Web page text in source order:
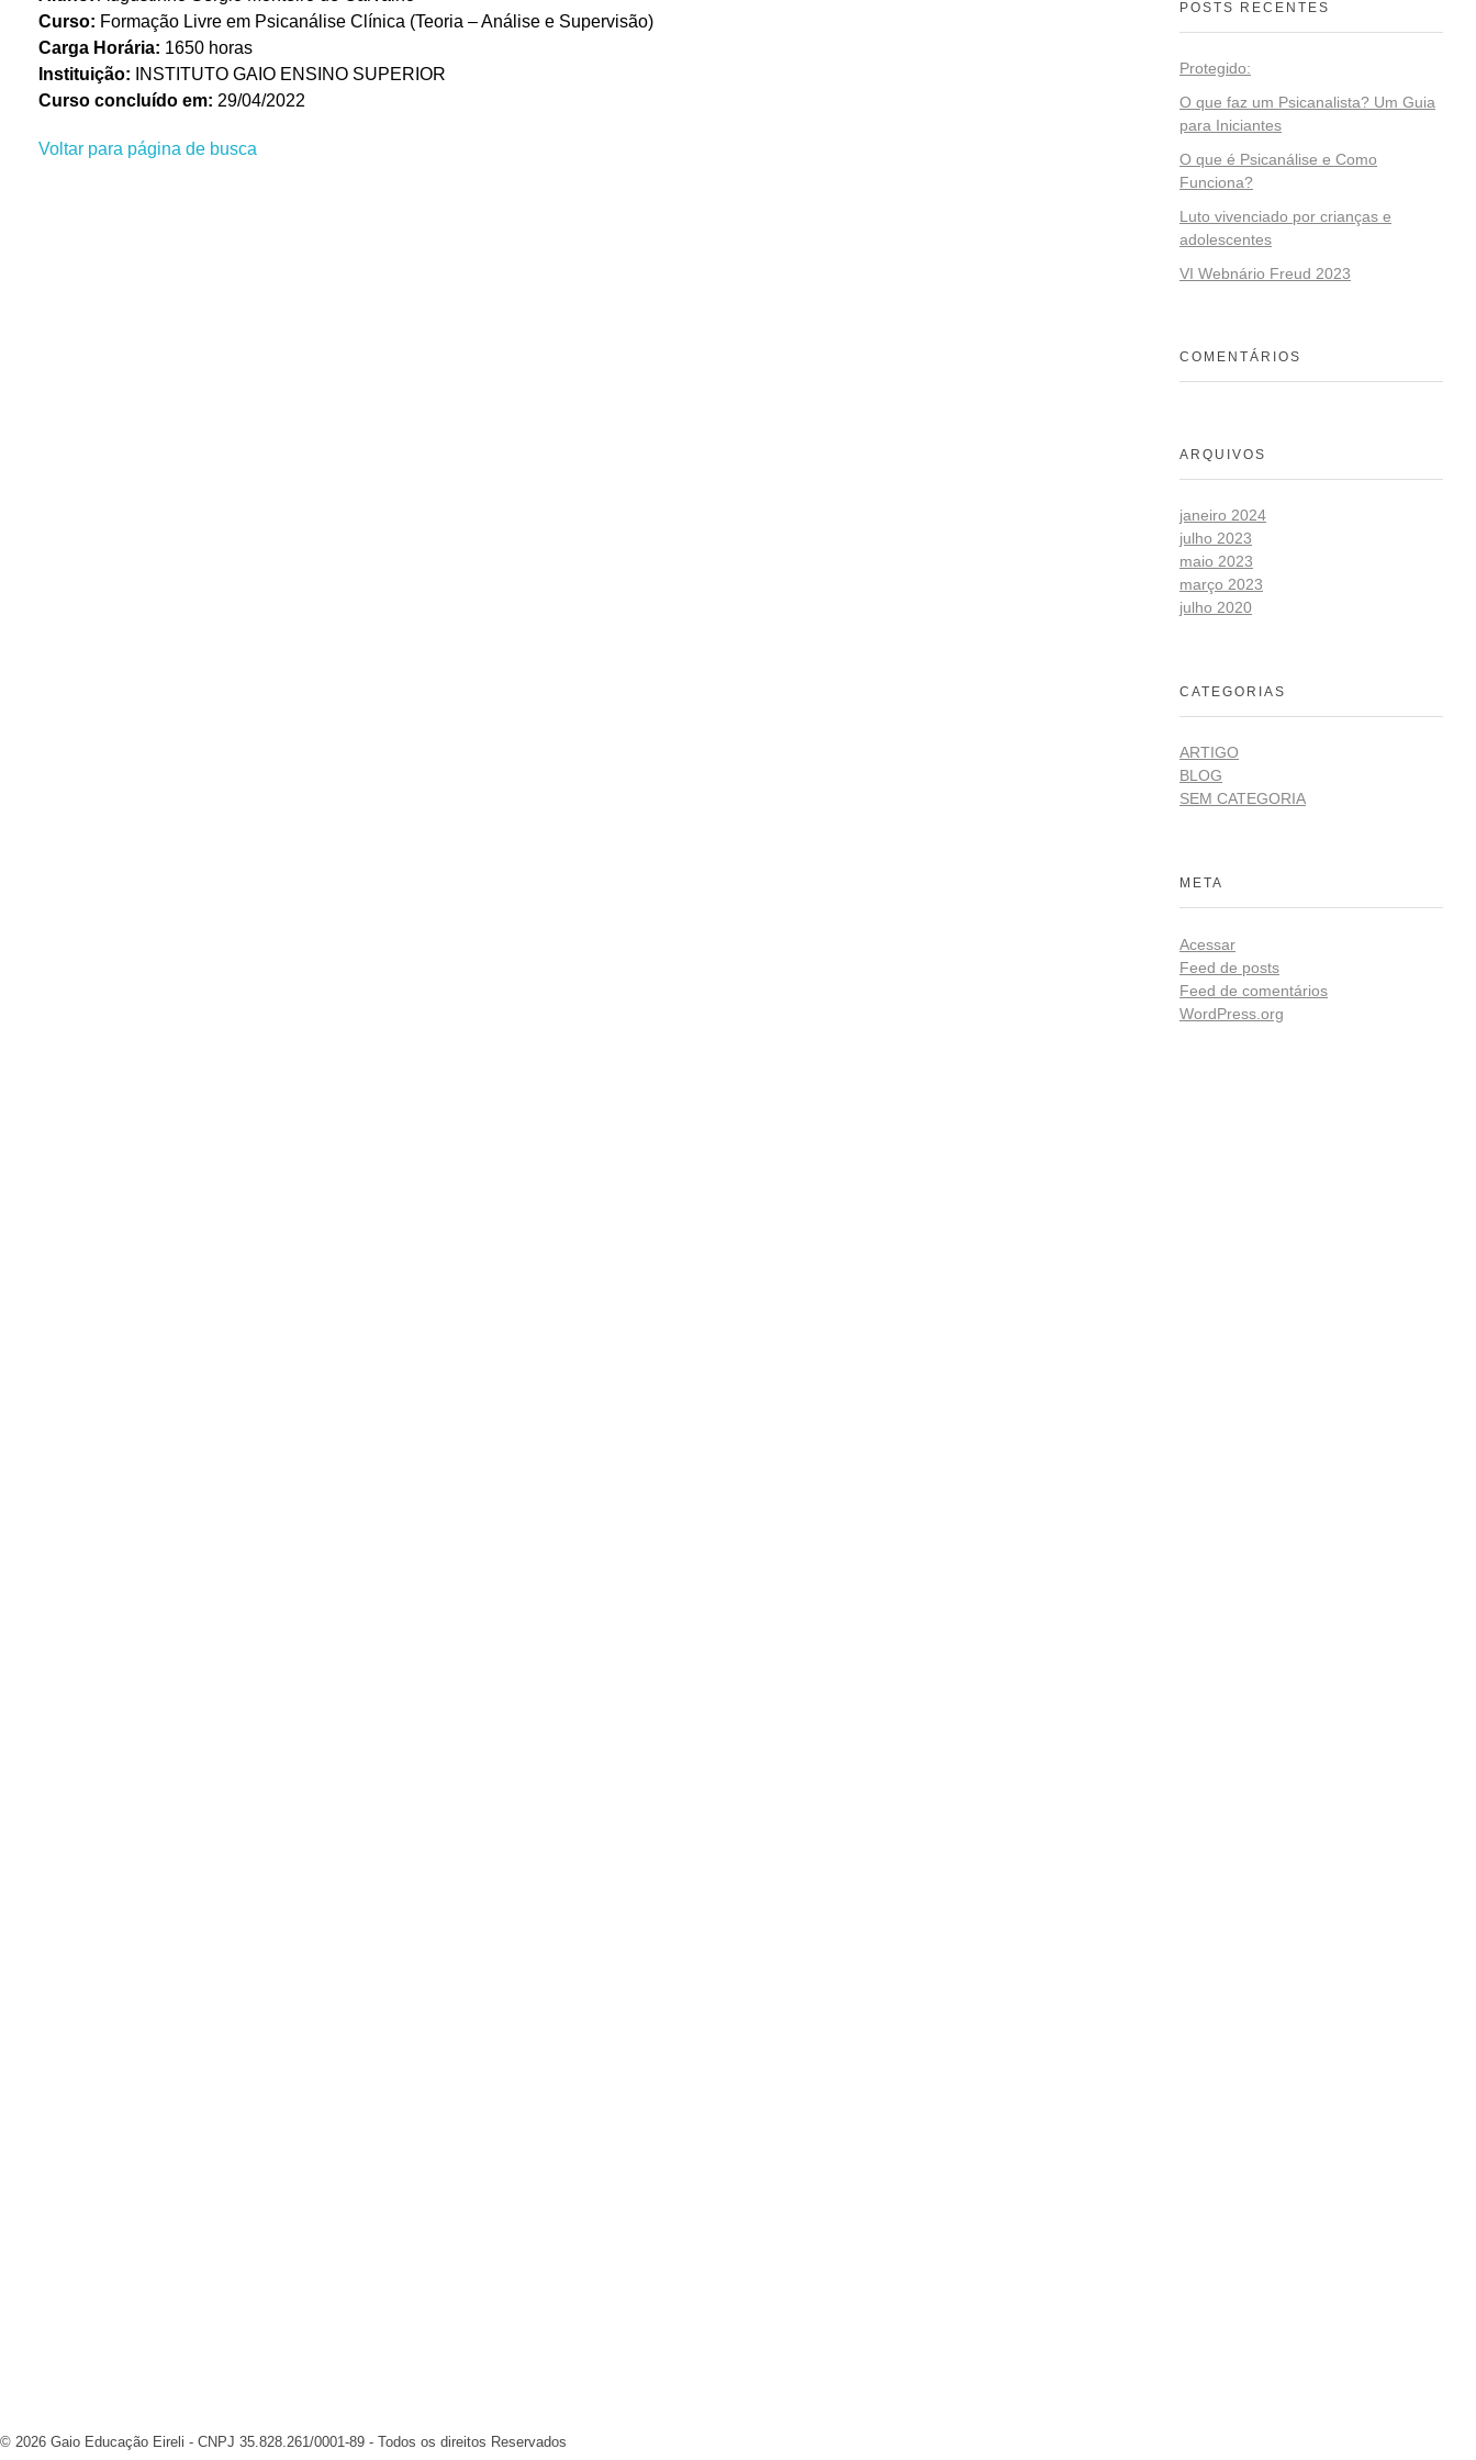
Curso: Formação Livre em Psicanálise Clínica (Teoria – Análise e Supervisão)
Carga Horária: 1650 horas
Instituição: INSTITUTO GAIO ENSINO SUPERIOR
Curso concluído em: 29/04/2022
Voltar para página de busca
POSTS RECENTES
Protegido:
O que faz um Psicanalista? Um Guia
para Iniciantes
O que é Psicanálise e Como
Funciona?
Luto vivenciado por crianças e
adolescentes
VI Webnário Freud 2023
COMENTÁRIOS
ARQUIVOS
janeiro 2024
julho 2023
maio 2023
março 2023
julho 2020
CATEGORIAS
ARTIGO
BLOG
SEM CATEGORIA
META
Acessar
Feed de posts
Feed de comentários
WordPress.org
© 2026 Gaio Educação Eireli - CNPJ 35.828.261/0001-89 - Todos os direitos Reservados